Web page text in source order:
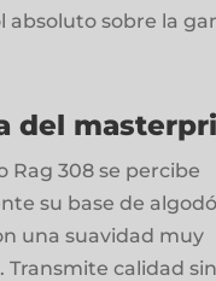
absoluto sobre la
del
Rag 308 se percibe
su base de
una suavidad muy
Transmite calidad sin